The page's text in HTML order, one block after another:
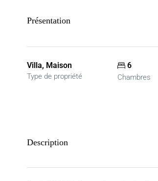
Présentation
Villa, Maison
Type de propriété
6
Chambres
Description